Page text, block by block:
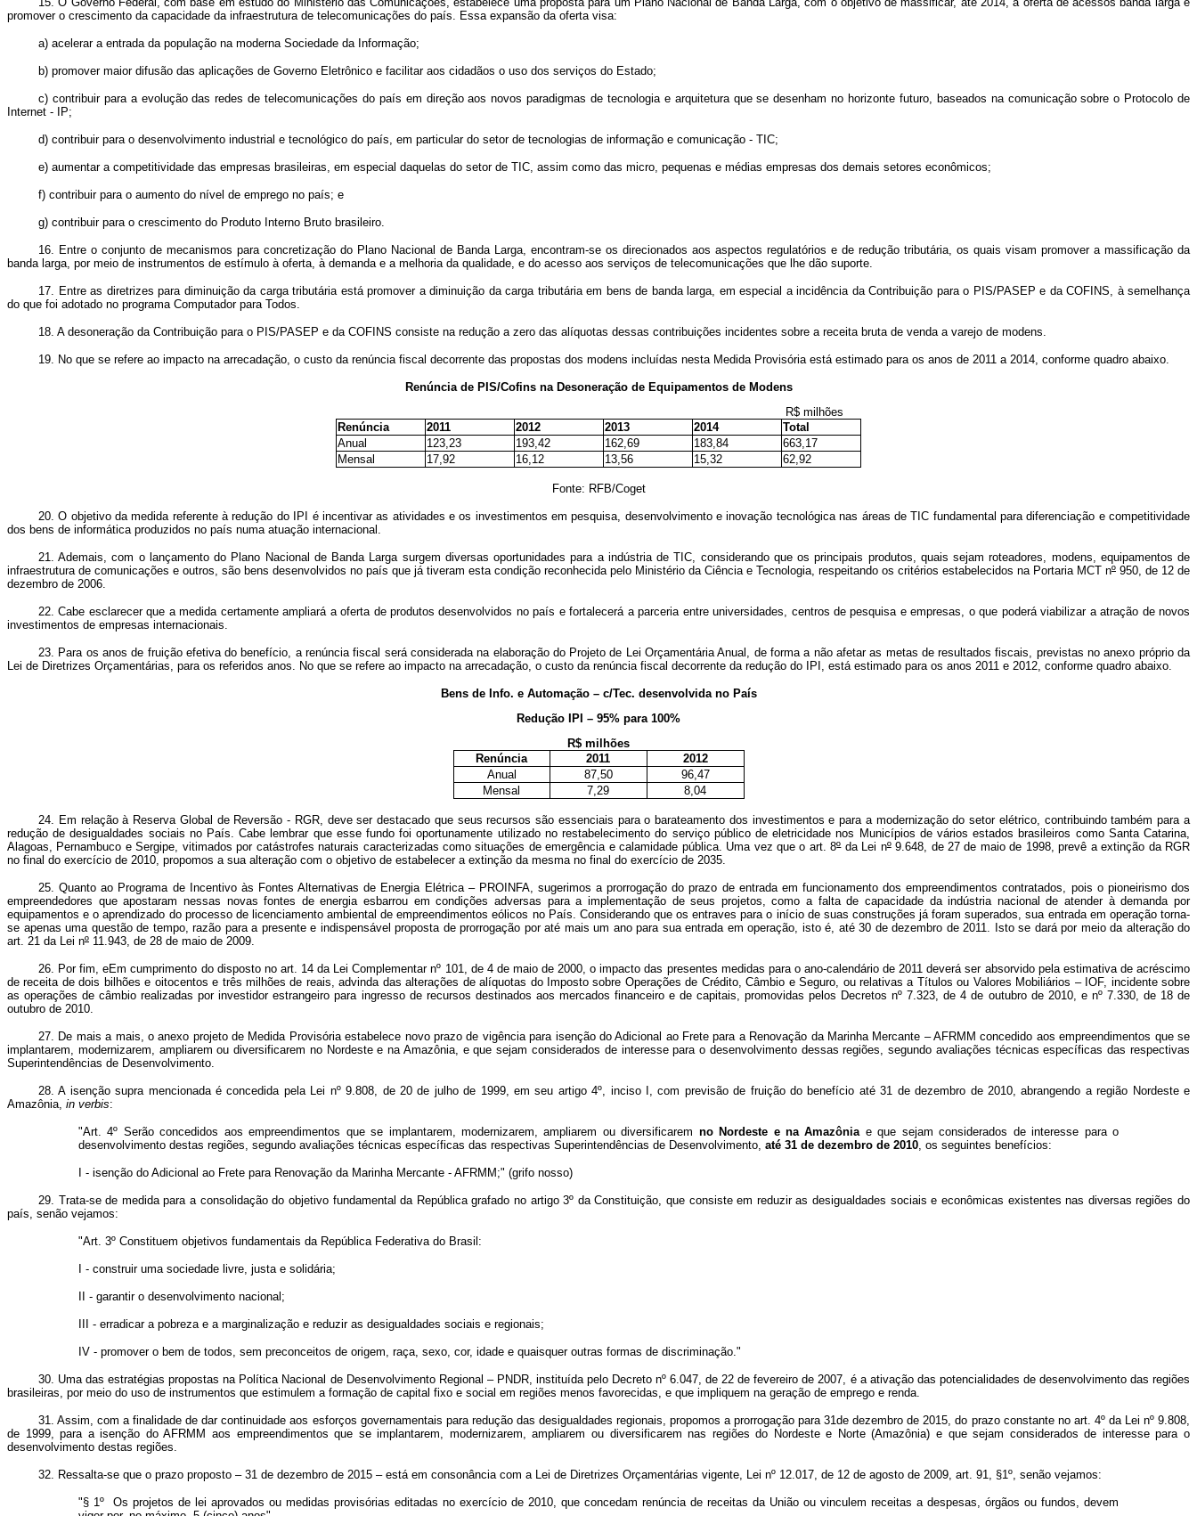
promover o crescimento da capacidade da infraestrutura de telecomunicações do país. Essa expansão da oferta visa:
a) acelerar a entrada da população na moderna Sociedade da Informação;
b) promover maior difusão das aplicações de Governo Eletrônico e facilitar aos cidadãos o uso dos serviços do Estado;
c) contribuir para a evolução das redes de telecomunicações do país em direção aos novos paradigmas de tecnologia e arquitetura que se desenham no horizonte futuro, baseados na comunicação sobre o Protocolo de
Internet - IP;
d) contribuir para o desenvolvimento industrial e tecnológico do país, em particular do setor de tecnologias de informação e comunicação - TIC;
e) aumentar a competitividade das empresas brasileiras, em especial daquelas do setor de TIC, assim como das micro, pequenas e médias empresas dos demais setores econômicos;
f) contribuir para o aumento do nível de emprego no país; e
g) contribuir para o crescimento do Produto Interno Bruto brasileiro.
16. Entre o conjunto de mecanismos para concretização do Plano Nacional de Banda Larga, encontram-se os direcionados aos aspectos regulatórios e de redução tributária, os quais visam promover a massificação da
banda larga, por meio de instrumentos de estímulo à oferta, à demanda e a melhoria da qualidade, e do acesso aos serviços de telecomunicações que lhe dão suporte.
17. Entre as diretrizes para diminuição da carga tributária está promover a diminuição da carga tributária em bens de banda larga, em especial a incidência da Contribuição para o PIS/PASEP e da COFINS, à semelhança
do que foi adotado no programa Computador para Todos.
18. A desoneração da Contribuição para o PIS/PASEP e da COFINS consiste na redução a zero das alíquotas dessas contribuições incidentes sobre a receita bruta de venda a varejo de modens.
19. No que se refere ao impacto na arrecadação, o custo da renúncia fiscal decorrente das propostas dos modens incluídas nesta Medida Provisória está estimado para os anos de 2011 a 2014, conforme quadro abaixo.
Renúncia de PIS/Cofins na Desoneração de Equipamentos de Modens
R$ milhões
Renúncia
2011 2012 2013 2014
Total
Anual
123,23 193,42 162,69 183,84
663,17
Mensal
17,92 16,12 13,56 15,32 62,92
Fonte: RFB/Coget
20. O objetivo da medida referente à redução do IPI é incentivar as atividades e os investimentos em pesquisa, desenvolvimento e inovação tecnológica nas áreas de TIC fundamental para diferenciação e competitividade
dos bens de informática produzidos no país numa atuação internacional.
21. Ademais, com o lançamento do Plano Nacional de Banda Larga surgem diversas oportunidades para a indústria de TIC, considerando que os principais produtos, quais sejam roteadores, modens, equipamentos de
infraestrutura de comunicações e outros, são bens desenvolvidos no país que já tiveram esta condição reconhecida pelo Ministério da Ciência e Tecnologia, respeitando os critérios estabelecidos na Portaria MCT nº 950, de 12 de
dezembro de 2006.
22. Cabe esclarecer que a medida certamente ampliará a oferta de produtos desenvolvidos no país e fortalecerá a parceria entre universidades, centros de pesquisa e empresas, o que poderá viabilizar a atração de novos
investimentos de empresas internacionais.
23. Para os anos de fruição efetiva do benefício, a renúncia fiscal será considerada na elaboração do Projeto de Lei Orçamentária Anual, de forma a não afetar as metas de resultados fiscais, previstas no anexo próprio da
Lei de Diretrizes Orçamentárias, para os referidos anos. No que se refere ao impacto na arrecadação, o custo da renúncia fiscal decorrente da redução do IPI, está estimado para os anos 2011 e 2012, conforme quadro abaixo.
Bens de Info. e Automação – c/Tec. desenvolvida no País
Redução IPI – 95% para 100%
R$ milhões
Renúncia
2011
2012
Anual
87,50
96,47
Mensal
7,29 8,04
24. Em relação à Reserva Global de Reversão - RGR, deve ser destacado que seus recursos são essenciais para o barateamento dos investimentos e para a modernização do setor elétrico, contribuindo também para a
redução de desigualdades sociais no País. Cabe lembrar que esse fundo foi oportunamente utilizado no restabelecimento do serviço público de eletricidade nos Municípios de vários estados brasileiros como Santa Catarina,
Alagoas, Pernambuco e Sergipe, vitimados por catástrofes naturais caracterizadas como situações de emergência e calamidade pública. Uma vez que o art. 8ºda Lei nº9.648, de 27 de maio de 1998, prevê a extinção da RGR
no final do exercício de 2010, propomos a sua alteração com o objetivo de estabelecer a extinção da mesma no final do exercício de 2035.
25. Quanto ao Programa de Incentivo às Fontes Alternativas de Energia Elétrica – PROINFA, sugerimos a prorrogação do prazo de entrada em funcionamento dos empreendimentos contratados, pois o pioneirismo dos
empreendedores que apostaram nessas novas fontes de energia esbarrou em condições adversas para a implementação de seus projetos, como a falta de capacidade da indústria nacional de atender à demanda por
equipamentos e o aprendizado do processo de licenciamento ambiental de empreendimentos eólicos no País. Considerando que os entraves para o início de suas construções já foram superados, sua entrada em operação torna-
se apenas uma questão de tempo, razão para a presente e indispensável proposta de prorrogação por até mais um ano para sua entrada em operação, isto é, até 30 de dezembro de 2011. Isto se dará por meio da alteração do
art. 21 da Lei nº 11.943, de 28 de maio de 2009.
26. Por fim, eEm cumprimento do disposto no art. 14 da Lei Complementar nº 101, de 4 de maio de 2000, o impacto das presentes medidas para o ano-calendário de 2011 deverá ser absorvido pela estimativa de acréscimo
de receita de dois bilhões e oitocentos e três milhões de reais, advinda das alterações de alíquotas do Imposto sobre Operações de Crédito, Câmbio e Seguro, ou relativas a Títulos ou Valores Mobiliários – IOF, incidente sobre
as operações de câmbio realizadas por investidor estrangeiro para ingresso de recursos destinados aos mercados financeiro e de capitais, promovidas pelos Decretos nº 7.323, de 4 de outubro de 2010, e nº 7.330, de 18 de
outubro de 2010.
27. De mais a mais, o anexo projeto de Medida Provisória estabelece novo prazo de vigência para isenção do Adicional ao Frete para a Renovação da Marinha Mercante – AFRMM concedido aos empreendimentos que se
implantarem, modernizarem, ampliarem ou diversificarem no Nordeste e na Amazônia, e que sejam considerados de interesse para o desenvolvimento dessas regiões, segundo avaliações técnicas específicas das respectivas
Superintendências de Desenvolvimento.
28. A isenção supra mencionada é concedida pela Lei nº 9.808, de 20 de julho de 1999, em seu artigo 4º, inciso I, com previsão de fruição do benefício até 31 de dezembro de 2010, abrangendo a região Nordeste e
Amazônia, in verbis:
"Art. 4º Serão concedidos aos empreendimentos que se implantarem, modernizarem, ampliarem ou diversificarem no Nordeste e na Amazôniae que sejam considerados de interesse para o
desenvolvimento destas regiões, segundo avaliações técnicas específicas das respectivas Superintendências de Desenvolvimento, até 31 de dezembro de 2010, os seguintes benefícios:
I - isenção do Adicional ao Frete para Renovação da Marinha Mercante - AFRMM;" (grifo nosso)
29. Trata-se de medida para a consolidação do objetivo fundamental da República grafado no artigo 3º da Constituição, que consiste em reduzir as desigualdades sociais e econômicas existentes nas diversas regiões do
país, senão vejamos:
"Art. 3º Constituem objetivos fundamentais da República Federativa do Brasil:
I - construir uma sociedade livre, justa e solidária;
II - garantir o desenvolvimento nacional;
III - erradicar a pobreza e a marginalização e reduzir as desigualdades sociais e regionais;
IV - promover o bem de todos, sem preconceitos de origem, raça, sexo, cor, idade e quaisquer outras formas de discriminação."
30. Uma das estratégias propostas na Política Nacional de Desenvolvimento Regional – PNDR, instituída pelo Decreto nº 6.047, de 22 de fevereiro de 2007, é a ativação das potencialidades de desenvolvimento das regiões
brasileiras, por meio do uso de instrumentos que estimulem a formação de capital fixo e social em regiões menos favorecidas, e que impliquem na geração de emprego e renda.
31. Assim, com a finalidade de dar continuidade aos esforços governamentais para redução das desigualdades regionais, propomos a prorrogação para 31de dezembro de 2015, do prazo constante no art. 4º da Lei nº 9.808,
de 1999, para a isenção do AFRMM aos empreendimentos que se implantarem, modernizarem, ampliarem ou diversificarem nas regiões do Nordeste e Norte (Amazônia) e que sejam considerados de interesse para o
desenvolvimento destas regiões.
32. Ressalta-se que o prazo proposto – 31 de dezembro de 2015 – está em consonância com a Lei de Diretrizes Orçamentárias vigente, Lei nº 12.017, de 12 de agosto de 2009, art. 91, §1º, senão vejamos:
"§ 1º Os projetos de lei aprovados ou medidas provisórias editadas no exercício de 2010, que concedam renúncia de receitas da União ou vinculem receitas a despesas, órgãos ou fundos, devem